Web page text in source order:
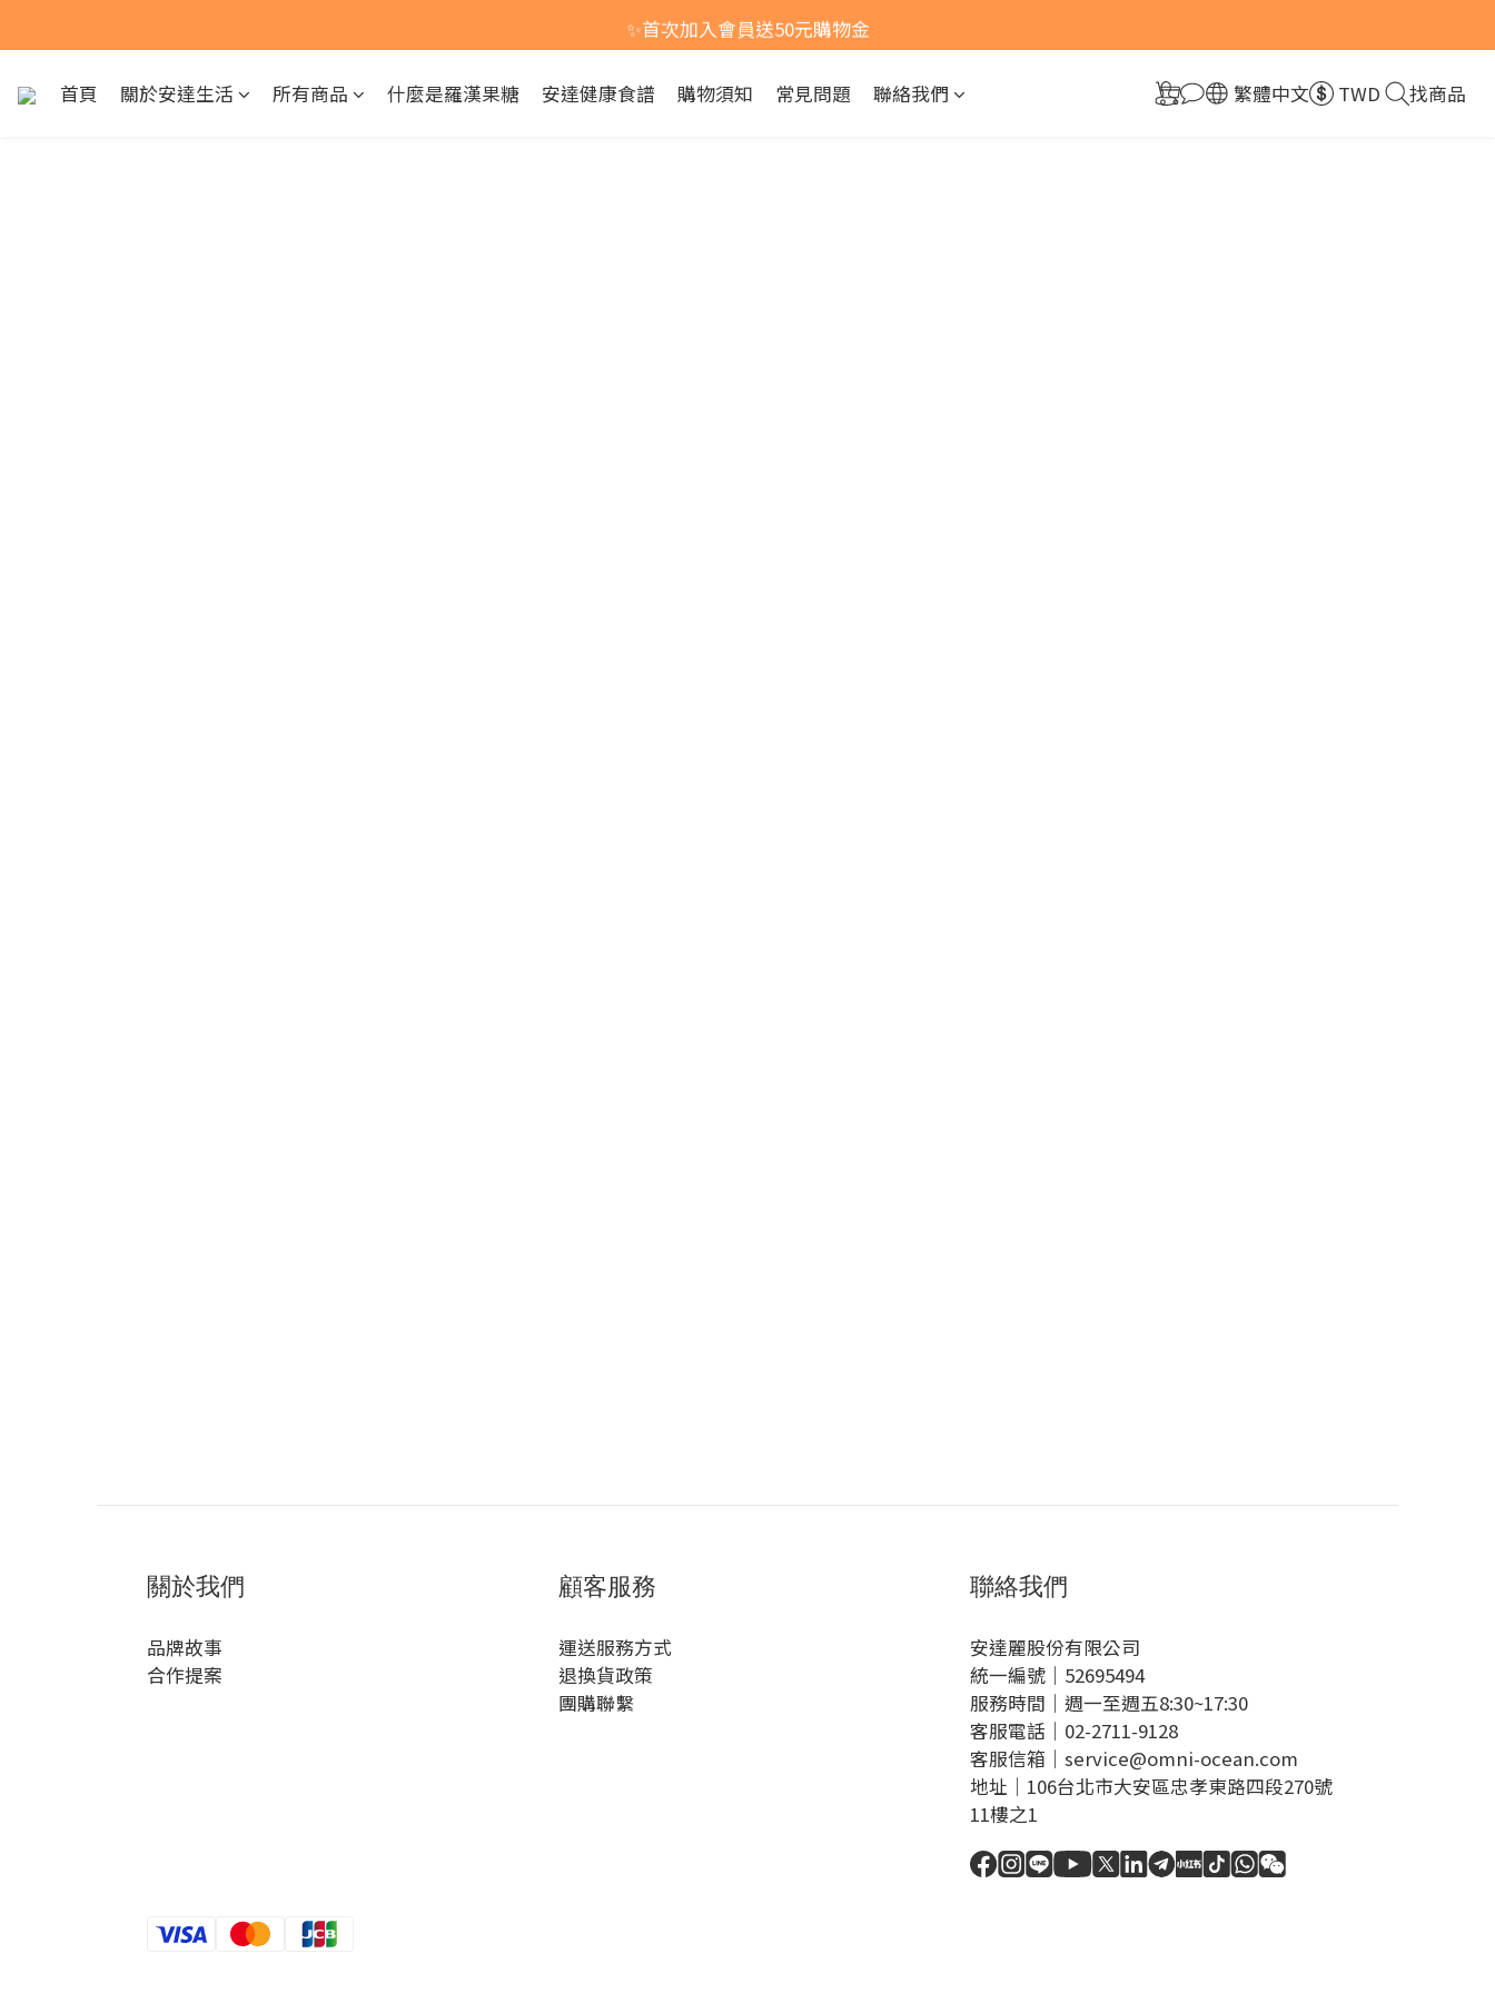
📢中元普渡活動開跑！買一組即享免運，買兩組以上(含兩組)，每多買一組現折10元！
✨首次加入會員送50元購物金
首頁 關於安達生活 所有商品 什麼是羅漢果糖 安達健康食譜 購物須知 常見問題 聯絡我們 繁體中文 TWD 找商品
關於我們
品牌故事
合作提案
顧客服務
運送服務方式
退換貨政策
團購聯繫
聯絡我們
安達麗股份有限公司
統一編號｜52695494
服務時間｜週一至週五8:30~17:30
客服電話｜02-2711-9128
客服信箱｜service@omni-ocean.com
地址｜106台北市大安區忠孝東路四段270號
11樓之1